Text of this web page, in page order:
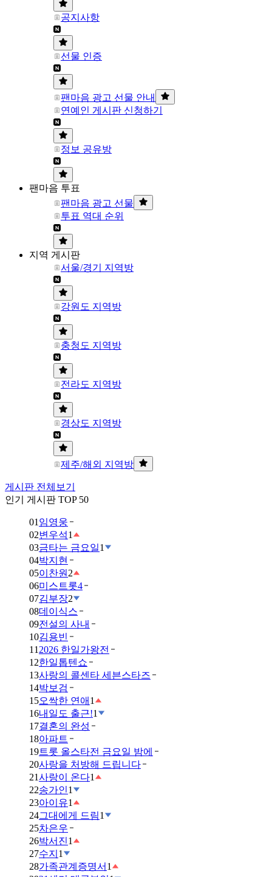
공지사항
선물 인증
팬마음 광고 선물 안내
연예인 게시판 신청하기
정보 공유방
팬마음 투표
팬마음 광고 선물
투표 역대 순위
지역 게시판
서울/경기 지역방
강원도 지역방
충청도 지역방
전라도 지역방
경상도 지역방
제주/해외 지역방
게시판 전체보기
인기 게시판 TOP 50
01 임영웅
02변우석1
03금타는 금요일1
04박지현
05이찬원 2
06미스트롯4
07김부장2
08데이식스
09전설의 사내
10김용빈
11 2026 한일가왕전
12한일톱텐쇼
13사랑의 콜센타 세븐스타즈
14박보검
15오싹한 연애 1
16내일도 출근!1
17결혼의 완성
18아파트
19트롯 올스타전 금요일 밤에
20사랑을 처방해 드립니다
21사랑이 온다1
22송가인1
23아이유1
24그대에게 드림1
25차은우
26박서진1
27수지 1
28가족관계증명서 1